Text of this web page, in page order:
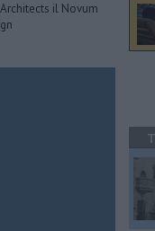
il Novum